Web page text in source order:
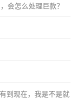
会怎么处理巨款？
到现在，我是不是就